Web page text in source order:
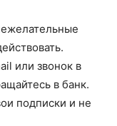
или звонок в
в банк.
подписки и не